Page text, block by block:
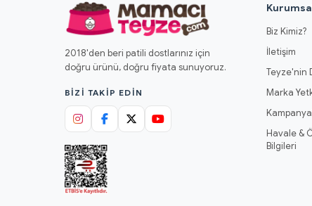
2018'den beri patili dostlarınız için
doğru ürünü, doğru fiyata sunuyoruz.
BIZI TAKIP EDIN
Biz Kimiz?
İletişim
Teyze'nin
Marka
Havale &
Bilgileri